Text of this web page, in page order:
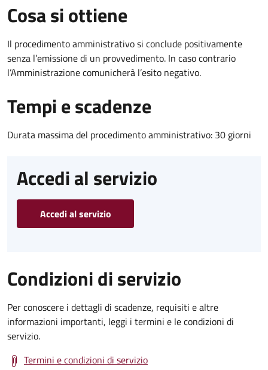
Cosa si ottiene
Il procedimento amministrativo si conclude positivamente
senza l’emissione di un provvedimento. In caso contrario
l’Amministrazione comunicherà l’esito negativo.
Tempi e scadenze
Durata massima del procedimento amministrativo: 30 giorni
Accedi al servizio
Accedi al servizio
Condizioni di servizio
Per conoscere i dettagli di scadenze, requisiti e altre
informazioni importanti, leggi i termini e le condizioni di
servizio.
Termini e condizioni di servizio